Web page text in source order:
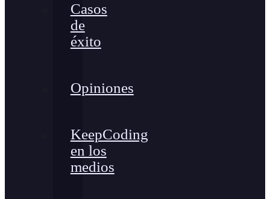
Casos
de
éxito
Opiniones
KeepCoding
en los
medios